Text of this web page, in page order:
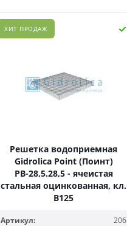
ХИТ ПРОДАЖ
Решетка водоприемная
Gidrolica Point (Поинт)
РВ-28,5.28,5 - ячеистая
стальная оцинкованная, кл.
В125
Артикул:
206